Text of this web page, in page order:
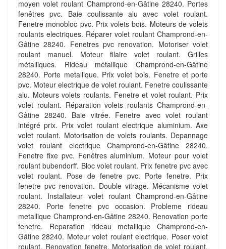
moyen volet roulant Champrond-en-Gâtine 28240. Portes
fenêtres pvc. Baie coulissante alu avec volet roulant.
Fenetre monobloc pvc. Prix volets bois. Moteurs de volets
roulants electriques. Réparer volet roulant Champrond-en-
Gâtine 28240. Fenetres pvc renovation. Motoriser volet
roulant manuel. Moteur filaire volet roulant. Grilles
métalliques. Rideau métallique Champrond-en-Gâtine
28240. Porte metallique. Prix volet bois. Fenetre et porte
pvc. Moteur electrique de volet roulant. Fenetre coulissante
alu. Moteurs volets roulants. Fenetre et volet roulant. Prix
volet roulant. Réparation volets roulants Champrond-en-
Gâtine 28240. Baie vitrée. Fenetre avec volet roulant
intégré prix. Prix volet roulant electrique aluminium. Axe
volet roulant. Motorisation de volets roulants. Depannage
volet roulant electrique Champrond-en-Gâtine 28240.
Fenetre fixe pvc. Fenêtres aluminium. Moteur pour volet
roulant bubendorff. Bloc volet roulant. Prix fenetre pvc avec
volet roulant. Pose de fenetre pvc. Porte fenetre. Prix
fenetre pvc renovation. Double vitrage. Mécanisme volet
roulant. Installateur volet roulant Champrond-en-Gâtine
28240. Porte fenetre pvc occasion. Probleme rideau
metallique Champrond-en-Gâtine 28240. Renovation porte
fenetre. Reparation rideau metallique Champrond-en-
Gâtine 28240. Moteur volet roulant electrique. Poser volet
roulant. Renovation fenetre. Motorisation de volet roulant.